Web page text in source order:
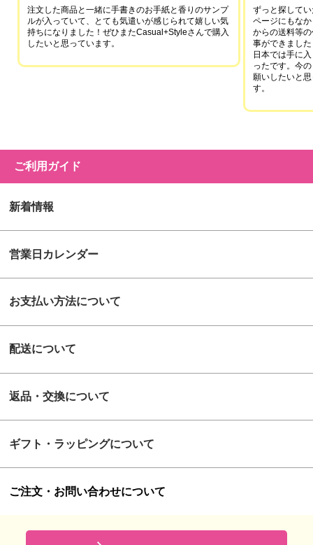
注文した商品と一緒に手書きのお手紙と香りのサンプ
ルが入っていて、とても気遣いが感じられて嬉しい気
持ちになりました！ぜひまたCasual+Styleさんで購入
したいと思っています。
ずっと探して
ページにもな
からの送料等
事ができました
日本では手に
ったです。今
願いしたいと
す。
ご利用ガイド
新着情報
営業日カレンダー
お支払い方法について
配送について
返品・交換について
ギフト・ラッピングについて
ご注文・お問い合わせについて